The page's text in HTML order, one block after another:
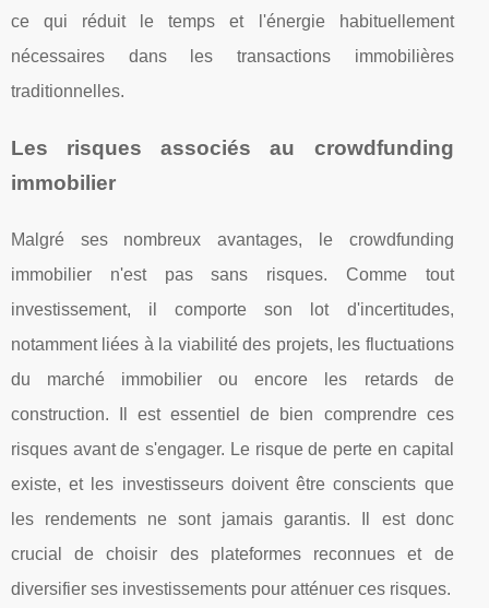
ce qui réduit le temps et l'énergie habituellement
nécessaires dans les transactions immobilières
traditionnelles.
Les risques associés au crowdfunding
immobilier
Malgré ses nombreux avantages, le crowdfunding
immobilier n'est pas sans risques. Comme tout
investissement, il comporte son lot d'incertitudes,
notamment liées à la viabilité des projets, les fluctuations
du marché immobilier ou encore les retards de
construction. Il est essentiel de bien comprendre ces
risques avant de s'engager. Le risque de perte en capital
existe, et les investisseurs doivent être conscients que
les rendements ne sont jamais garantis. Il est donc
crucial de choisir des plateformes reconnues et de
diversifier ses investissements pour atténuer ces risques.